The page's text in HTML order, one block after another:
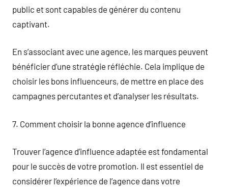
public et sont capables de générer du contenu
captivant.
En s’associant avec une agence, les marques peuvent
bénéficier d’une stratégie réfléchie. Cela implique de
choisir les bons influenceurs, de mettre en place des
campagnes percutantes et d’analyser les résultats.
7. Comment choisir la bonne agence d’influence
Trouver l’agence d’influence adaptée est fondamental
pour le succès de votre promotion. Il est essentiel de
considérer l’expérience de l’agence dans votre